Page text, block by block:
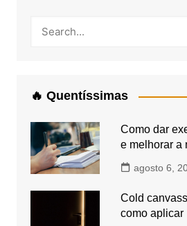
🔥 Quentíssimas
Como dar
e melhorar a
agosto 6,
Cold
como aplicar